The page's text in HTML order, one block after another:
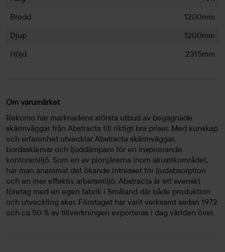
Bredd
1200mm
Djup
1200mm
Höjd
2315mm
Om varumärket
Rekomo har marknadens största utbud av begagnade
skärmväggar från Abstracta till riktigt bra priser. Med kunskap
och erfarenhet utvecklar Abstracta skärmväggar,
bordsskärmar och ljuddämpare för en inspirerande
kontorsmiljö. Som en av pionjärerna inom akustikområdet,
har man anammat det ökande intresset för ljudabsorption
och en mer effektiv arbetsmiljö. Abstracta är ett svenskt
företag med en egen fabrik i Småland där både produktion
och utveckling sker. Företaget har varit verksamt sedan 1972
och ca 50 % av tillverkningen exporteras i dag världen över.